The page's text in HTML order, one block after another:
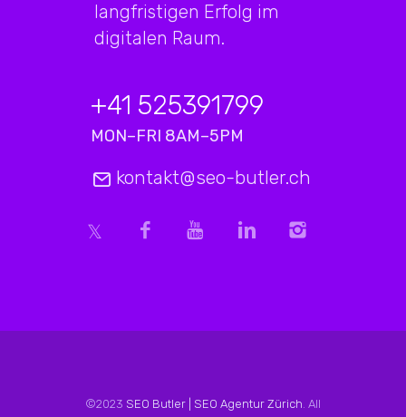
langfristigen Erfolg im
digitalen Raum.
+41 525391799
MON–FRI 8AM–5PM
kontakt@seo-butler.ch
©2023 SEO Butler | SEO Agentur Zürich. All